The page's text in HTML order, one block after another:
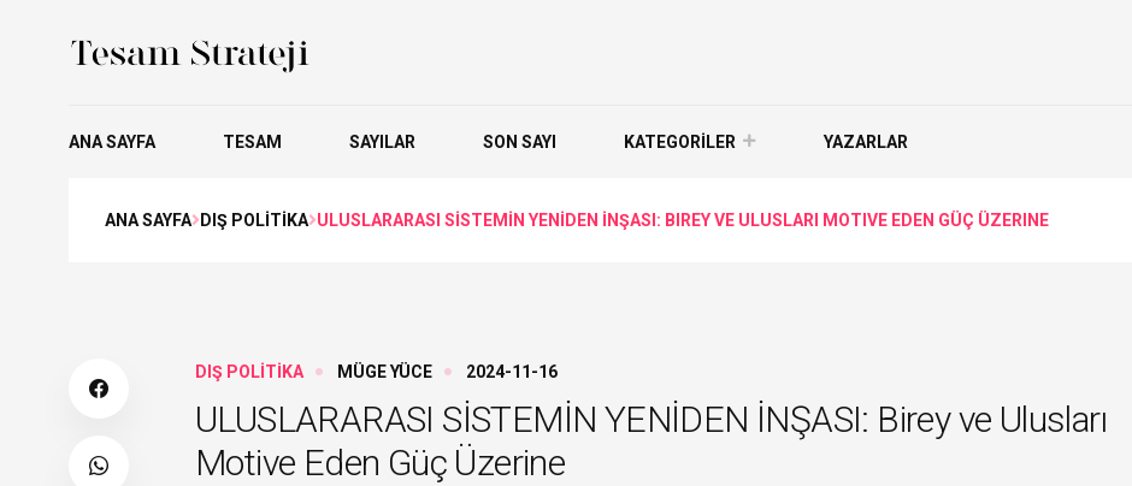
ANA SAYFA TESAM SAYILAR SON SAYI KATEGORİLER YAZARLAR
ANA SAYFA DIŞ POLİTİKA ULUSLARARASI SİSTEMİN YENİDEN İNŞASI: BIREY VE ULUSLARI MOTIVE EDEN GÜÇ ÜZERINE
DIŞ POLİTİKA MÜGE YÜCE 2024-11-16
ULUSLARARASI SİSTEMİN YENİDEN İNŞASI: Birey ve Ulusları
Motive Eden Güç Üzerine